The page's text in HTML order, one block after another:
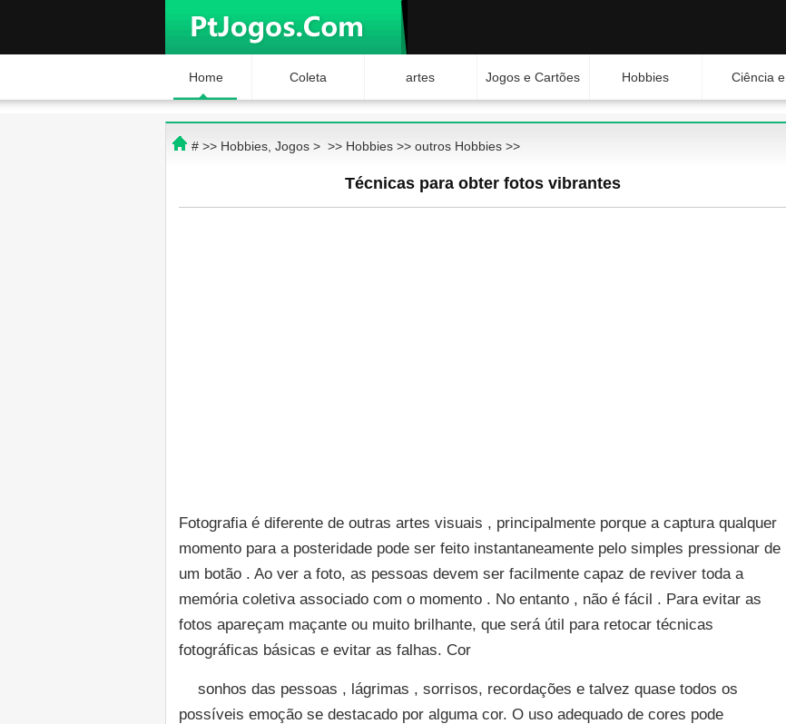
Home Coleta artes Jogos e Cartões Hobbies Ciência e
Natureza
# >> Hobbies, Jogos> >> Hobbies>> outros Hobbies>>
Técnicas para obter fotos vibrantes
Fotografia é diferente de outras artes visuais , principalmente porque a captura qualquer
momento para a posteridade pode ser feito instantaneamente pelo simples pressionar de
um botão . Ao ver a foto, as pessoas devem ser facilmente capaz de reviver toda a
memória coletiva associado com o momento . No entanto , não é fácil . Para evitar as
fotos apareçam maçante ou muito brilhante, que será útil para retocar técnicas
fotográficas básicas e evitar as falhas. Cor
sonhos das pessoas , lágrimas , sorrisos, recordações e talvez quase todos os
possíveis emoção se destacado por alguma cor. O uso adequado de cores pode